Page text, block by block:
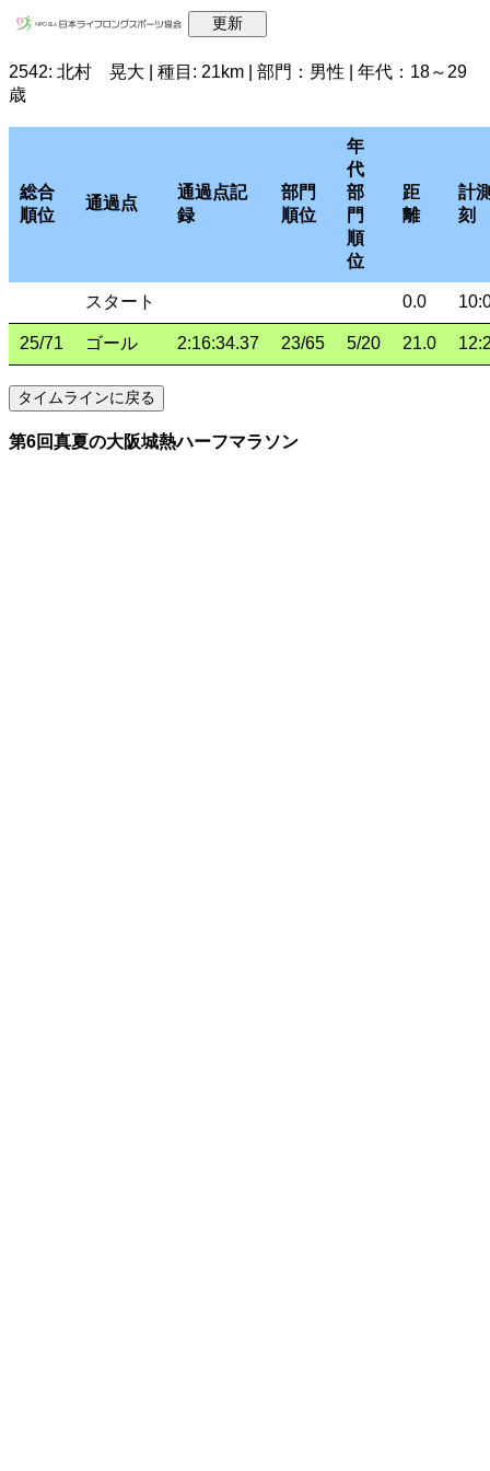
2542: 北村 晃大 | 種目: 21km | 部門：男性 | 年代：18～29
歳
総合
順位
通過点
通過点記
録
部門
順位
年
代
部
門
順
位
距
離
計
刻
スタート 0.0
25/71 ゴール 2:16:34.37 23/65 5/20 21.0
第6回真夏の大阪城熱ハーフマラソン